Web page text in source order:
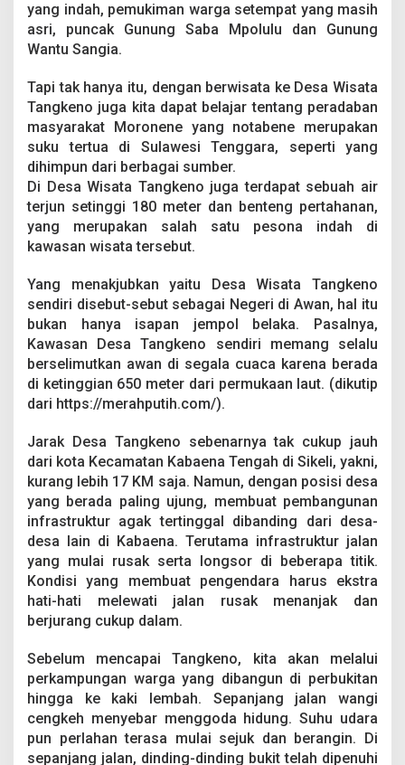
yang indah, pemukiman warga setempat yang masih
asri, puncak Gunung Saba Mpolulu dan Gunung
Wantu Sangia.
Tapi tak hanya itu, dengan berwisata ke Desa Wisata
Tangkeno juga kita dapat belajar tentang peradaban
masyarakat Moronene yang notabene merupakan
suku tertua di Sulawesi Tenggara, seperti yang
dihimpun dari berbagai sumber.
Di Desa Wisata Tangkeno juga terdapat sebuah air
terjun setinggi 180 meter dan benteng pertahanan,
yang merupakan salah satu pesona indah di
kawasan wisata tersebut.
Yang menakjubkan yaitu Desa Wisata Tangkeno
sendiri disebut-sebut sebagai Negeri di Awan, hal itu
bukan hanya isapan jempol belaka. Pasalnya,
Kawasan Desa Tangkeno sendiri memang selalu
berselimutkan awan di segala cuaca karena berada
di ketinggian 650 meter dari permukaan laut. (dikutip
dari https://merahputih.com/).
Jarak Desa Tangkeno sebenarnya tak cukup jauh
dari kota Kecamatan Kabaena Tengah di Sikeli, yakni,
kurang lebih 17 KM saja. Namun, dengan posisi desa
yang berada paling ujung, membuat pembangunan
infrastruktur agak tertinggal dibanding dari desa-
desa lain di Kabaena. Terutama infrastruktur jalan
yang mulai rusak serta longsor di beberapa titik.
Kondisi yang membuat pengendara harus ekstra
hati-hati melewati jalan rusak menanjak dan
berjurang cukup dalam.
Sebelum mencapai Tangkeno, kita akan melalui
perkampungan warga yang dibangun di perbukitan
hingga ke kaki lembah. Sepanjang jalan wangi
cengkeh menyebar menggoda hidung. Suhu udara
pun perlahan terasa mulai sejuk dan berangin. Di
sepanjang jalan, dinding-dinding bukit telah dipenuhi